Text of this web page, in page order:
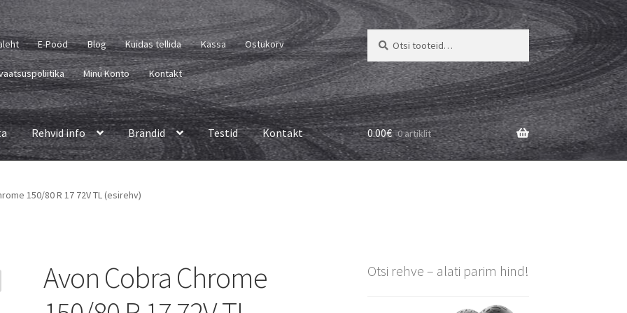
E-Pood Blog Kuidas tellida Kassa Ostukorv
Minu Konto Kontakt
Otsi:
Otsi
Rehvid info Brändid Testid Kontakt 0.00€ 0 artiklit
150/80 R 17 72V TL (esirehv)
Avon Cobra Chrome
Otsi rehve – alati parim hind!